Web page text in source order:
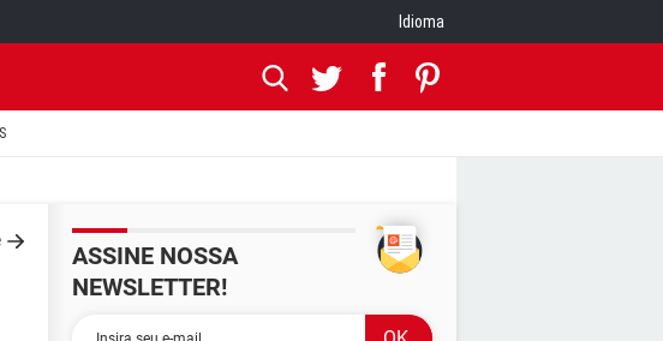
Idioma
ASSINE NOSSA
NEWSLETTER!